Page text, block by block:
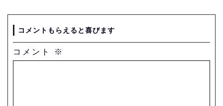
コメントもらえると喜びます
コメント ※